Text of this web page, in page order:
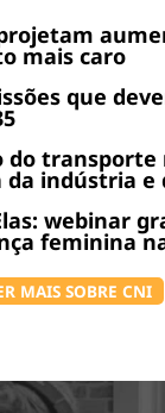
mais caro
que
do
indústria e
webinar
feminina
MAIS SOBRE CNI